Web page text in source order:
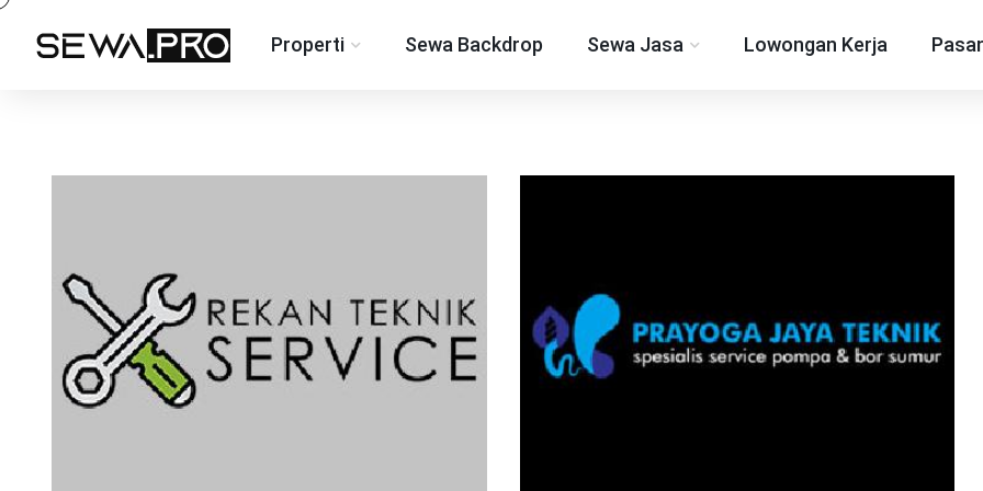
Properti Sewa Backdrop Sewa Jasa Lowongan Kerja